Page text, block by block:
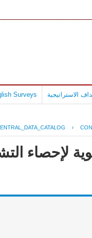
الاستراتيجية Surveys
›
لإحصاء